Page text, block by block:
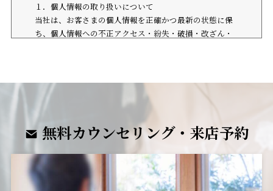
１．個人情報の取り扱いについて
当社は、お客さまの個人情報を正確かつ最新の状態に保
ち、個人情報への不正アクセス・紛失・破損・改ざん・
ます。
お客さまからお預かりした個人情報は、当社からのご連
絡や業務のご案内やご質問に対する回答として、電子メ
ールや資料のご送付に利用いたします。
３．個人情報の第三者への開示・提供の禁止
無料カウンセリング・来店予約